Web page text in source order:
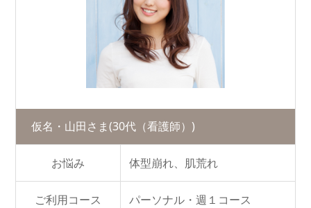
仮名・山田さま(30代（看護師）)
お悩み 体型崩れ、肌荒れ
ご利用コース パーソナル・週１コース